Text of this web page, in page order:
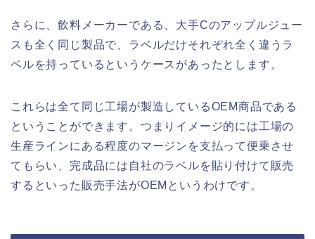
さらに、飲料メーカーである、大手Cのアップルジュー
スも全く同じ製品で、ラベルだけそれぞれ全く違うラ
ベルを持っているというケースがあったとします。
これらは全て同じ工場が製造しているOEM商品である
ということができます。つまりイメージ的には工場の
生産ラインにある程度のマージンを支払って便乗させ
てもらい、完成品には自社のラベルを貼り付けて販売
するといった販売手法がOEMというわけです。